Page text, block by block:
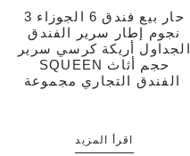
حار بيع فندق 6 الجوزاء 3
نجوم إطار سرير الفندق
الجداول أريكة كرسي سرير
SQUEEN حجم أثاث
اقرأ المزيد